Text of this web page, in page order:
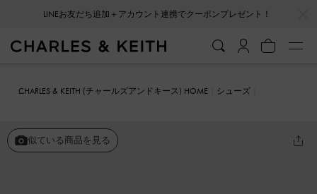
LINEお友だち追加＋アカウント連携でクーポンプレゼント！
CHARLES & KEITH (チャールズアンドキース) HOME
シューズ
似ている商品を見る